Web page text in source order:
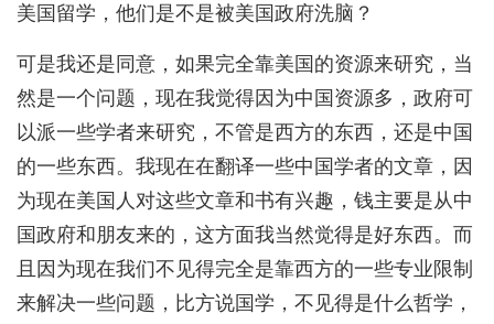
美国留学，他们是不是被美国政府洗脑？
可是我还是同意，如果完全靠美国的资源来研究，当
然是一个问题，现在我觉得因为中国资源多，政府可
以派一些学者来研究，不管是西方的东西，还是中国
的一些东西。我现在在翻译一些中国学者的文章，因
为现在美国人对这些文章和书有兴趣，钱主要是从中
国政府和朋友来的，这方面我当然觉得是好东西。而
且因为现在我们不见得完全是靠西方的一些专业限制
来解决一些问题，比方说国学，不见得是什么哲学，